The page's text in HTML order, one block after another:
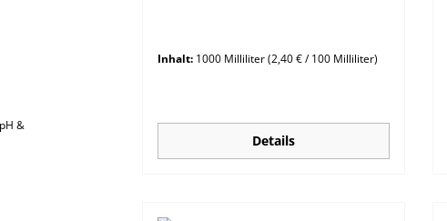
&
Inhalt: 1000 Milliliter(2,40 € / 100 Milliliter)
Details